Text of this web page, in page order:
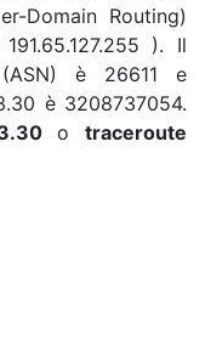
Domain Routing)
). Il
è 26611 e
è 3208737054.
o traceroute